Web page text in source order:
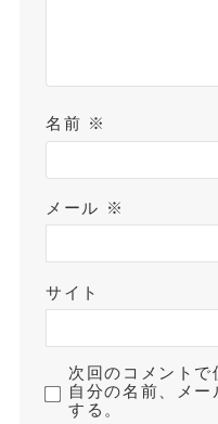
名前 ※
メール ※
サイト
次回のコメント
自分の名前、メ
する。